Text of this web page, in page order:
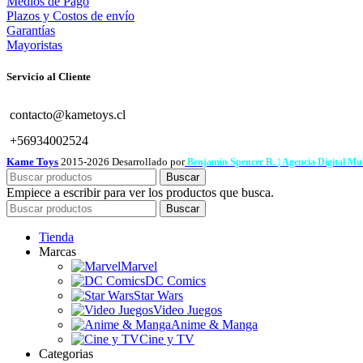
Plazos y Costos de envío
Garantías
Mayoristas
Servicio al Cliente
contacto@kametoys.cl
+56934002524
Kame Toys 2015-2026 Desarrollado porBenjamín Spencer R. | Agencia Digital
Buscar
Empiece a escribir para ver los productos que busca.
Buscar
Tienda
Marcas
Marvel
DC Comics
Star Wars
Video Juegos
Anime & Manga
Cine y TV
Categorias